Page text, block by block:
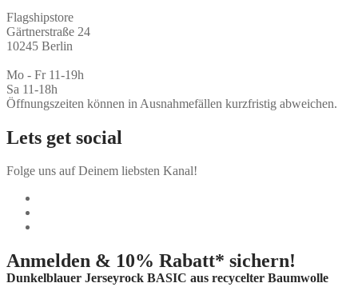
Dunkelblauer Jerseyrock BASIC aus recycelter Baumwolle
Flagshipstore
Gärtnerstraße 24
10245 Berlin
Mo - Fr 11-19h
Sa 11-18h
Öffnungszeiten können in Ausnahmefällen kurzfristig abweichen.
Lets get social
Folge uns auf Deinem liebsten Kanal!
Anmelden & 10% Rabatt* sichern!